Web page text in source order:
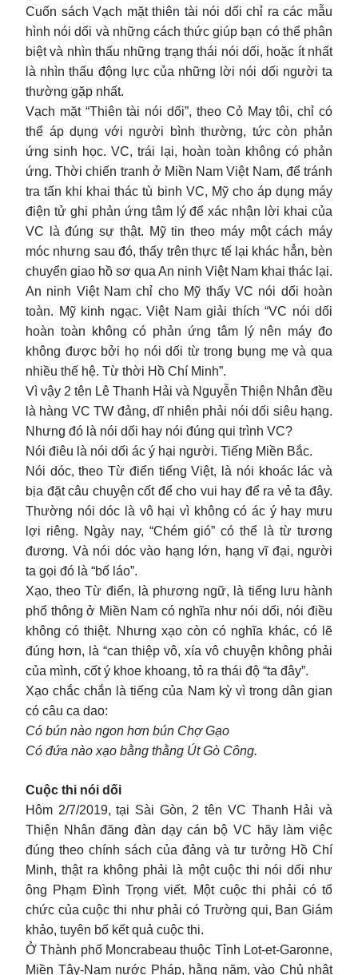
Cuốn sách Vạch mặt thiên tài nói dối chỉ ra các mẫu
hình nói dối và những cách thức giúp bạn có thể phân
biệt và nhìn thấu những trạng thái nói dối, hoặc ít nhất
là nhìn thấu động lực của những lời nói dối người ta
thường gặp nhất.
Vạch mặt “Thiên tài nói dối”, theo Cỏ May tôi, chỉ có
thể áp dụng với người bình thường, tức còn phản
ứng sinh học. VC, trái lại, hoàn toàn không có phản
ứng. Thời chiến tranh ở Miền Nam Việt Nam, để tránh
tra tấn khi khai thác tù binh VC, Mỹ cho áp dụng máy
điện tử ghi phản ứng tâm lý để xác nhận lời khai của
VC là đúng sự thật. Mỹ tin theo máy một cách máy
móc nhưng sau đó, thấy trên thực tế lại khác hẳn, bèn
chuyển giao hồ sơ qua An ninh Việt Nam khai thác lại.
An ninh Việt Nam chỉ cho Mỹ thấy VC nói dối hoàn
toàn. Mỹ kinh ngạc. Việt Nam giải thích “VC nói dối
hoàn toàn không có phản ứng tâm lý nên máy đo
không được bởi họ nói dối từ trong bụng mẹ và qua
nhiều thế hệ. Từ thời Hồ Chí Minh”.
Vì vậy 2 tên Lê Thanh Hải và Nguyễn Thiện Nhân đều
là hàng VC TW đảng, dĩ nhiên phải nói dối siêu hạng.
Nhưng đó là nói dối hay nói đúng qui trình VC?
Nói điêu là nói dối ác ý hại người. Tiếng Miền Bắc.
Nói dóc, theo Từ điển tiếng Việt, là nói khoác lác và
bịa đặt câu chuyện cốt để cho vui hay để ra vẻ ta đây.
Thường nói dóc là vô hại vì không có ác ý hay mưu
lợi riêng. Ngày nay, “Chém gió” có thể là từ tương
đương. Và nói dóc vào hạng lớn, hạng vĩ đại, người
ta gọi đó là “bố láo”.
Xạo, theo Từ điển, là phương ngữ, là tiếng lưu hành
phổ thông ở Miền Nam có nghĩa như nói dối, nói điều
không có thiệt. Nhưng xạo còn có nghĩa khác, có lẽ
đúng hơn, là “can thiệp vô, xía vô chuyện không phải
của mình, cốt ý khoe khoang, tỏ ra thái độ “ta đây”.
Xạo chắc chắn là tiếng của Nam kỳ vì trong dân gian
có câu ca dao:
Có bún nào ngon hơn bún Chợ Gạo
Có đứa nào xạo bằng thằng Út Gò Công.
Cuộc thi nói dối
Hôm 2/7/2019, tại Sài Gòn, 2 tên VC Thanh Hải và
Thiện Nhân đăng đàn dạy cán bộ VC hãy làm việc
đúng theo chính sách của đảng và tư tưởng Hồ Chí
Minh, thật ra không phải là một cuộc thi nói dối như
ông Phạm Đình Trọng viết. Một cuộc thi phải có tổ
chức của cuộc thi như phải có Trường qui, Ban Giám
khảo, tuyên bố kết quả cuộc thi.
Ở Thành phố Moncrabeau thuộc Tỉnh Lot-et-Garonne,
Miền Tây-Nam nước Pháp, hằng năm, vào Chủ nhật